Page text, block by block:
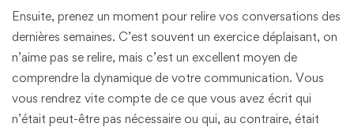
Ensuite, prenez un moment pour relire vos conversations des
dernières semaines. C’est souvent un exercice déplaisant, on
n’aime pas se relire, mais c’est un excellent moyen de
comprendre la dynamique de votre communication. Vous
vous rendrez vite compte de ce que vous avez écrit qui
n’était peut-être pas nécessaire ou qui, au contraire, était